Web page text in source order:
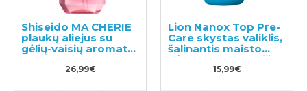
Shiseido MA CHERIE
plaukų aliejus su
gėlių-vaisių aromatu
60ml
26,99€
Lion Nanox Top Pre-
Care skystas valiklis,
šalinantis maisto
dėmes ant drabužių
15,99€